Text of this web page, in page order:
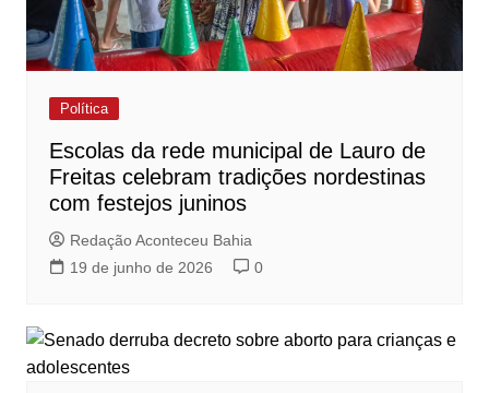
Política
Escolas da rede municipal de Lauro de
Freitas celebram tradições nordestinas
com festejos juninos
Redação Aconteceu Bahia
19 de junho de 2026
0